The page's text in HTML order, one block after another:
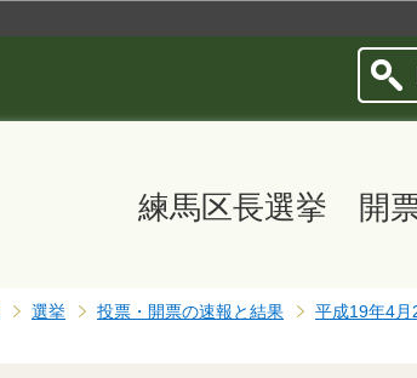
練馬区長選挙 開
選挙 投票・開票の速報と結果
平成19年4